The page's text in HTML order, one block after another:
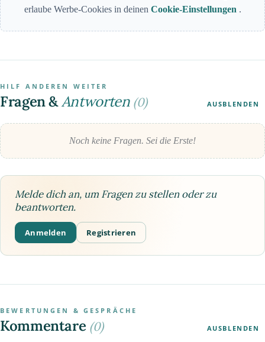
erlaube Werbe-Cookies in deinen Cookie-Einstellungen .
HILF ANDEREN WEITER
Fragen &Antworten (0) AUSBLENDEN
Noch keine Fragen. Sei die Erste!
Melde dich an, um Fragen zu stellen oder zu
beantworten.
Anmelden Registrieren
BEWERTUNGEN & GESPRÄCHE
Kommentare (0) AUSBLENDEN